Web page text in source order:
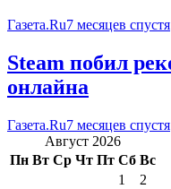
Газета.Ru7 месяцев спустя
Steam побил
онлайна
Газета.Ru7 месяцев спустя
Август 2026
Пн Вт Ср Чт Пт Сб Вс
1
2